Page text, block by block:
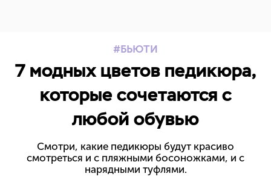
БЬЮТИ
7 модных цветов педикюра,
которые сочетаются с
любой обувью
Смотри, какие педикюры будут красиво
смотреться и с пляжными босоножками, и с
нарядными туфлями.